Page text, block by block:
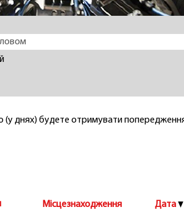
(у днях) будете отримувати
Місцезнаходження Дата